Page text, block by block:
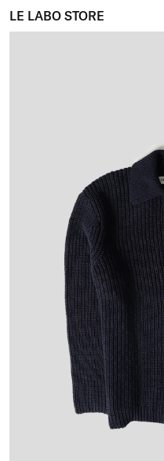
LE LABO STORE